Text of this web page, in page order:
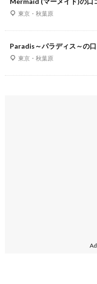
東京・秋葉原
Paradis～パラディス～の口
東京・秋葉原